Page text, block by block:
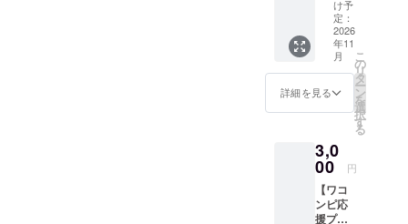
待しま
す。 ・
待ち受
け画像
・活動
報告ブ
ログ招
スポー
ツタオ
ル（40
90cm）
です。
ライブ
に是非
いただ
きた
く、恒
例の限
界価格
でのご
け予
定：
2026
年11
月
詳細を見る
こ
の
リ
タ
ー
ン
を
選
択
す
る
3,0
00 円
【ワコ
ンピ応
援プラ